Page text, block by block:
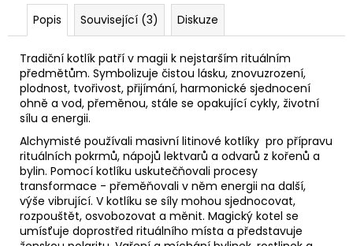
Popis Související (3) Diskuze
Tradiční kotlík patří v magii k nejstarším rituálním
předmětům. Symbolizuje čistou lásku, znovuzrození,
plodnost, tvořivost, přijímání, harmonické sjednocení
ohně a vod, přeměnou, stále se opakující cykly, životní
sílu a energii.
Alchymisté používali masivní litinové kotlíky pro přípravu
rituálních pokrmů, nápojů lektvarů a odvarů z kořenů a
bylin. Pomocí kotlíku uskutečňovali procesy
transformace - přeměňovali v něm energii na další,
výše vibrující. V kotlíku se síly mohou sjednocovat,
rozpouštět, osvobozovat a měnit. Magický kotel se
umísťuje doprostřed rituálního místa a představuje
695